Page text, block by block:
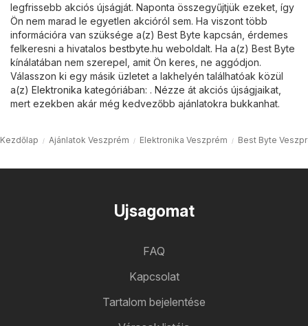
legfrissebb akciós újságját. Naponta összegyűjtjük ezeket, így
Ön nem marad le egyetlen akcióról sem. Ha viszont több
információra van szüksége a(z) Best Byte kapcsán, érdemes
felkeresni a hivatalos bestbyte.hu weboldalt. Ha a(z) Best Byte
kínálatában nem szerepel, amit Ön keres, ne aggódjon.
Válasszon ki egy másik üzletet a lakhelyén találhatóak közül
a(z) Elektronika kategóriában: . Nézze át akciós újságjaikat,
mert ezekben akár még kedvezőbb ajánlatokra bukkanhat.
Kezdőlap Ajánlatok Veszprém Elektronika Veszprém Best Byte
Ujsagomat
FAQ
Kapcsolat
Tartalom bejelentése